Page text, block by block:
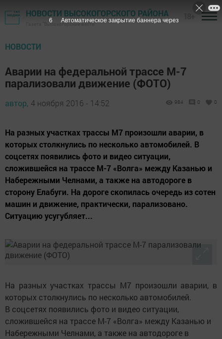
НОВОСТИ ВЫСОКОГОРСКОГО РАЙОНА
Газета "Высокогорские вести"
НОВОСТИ
Аварии на федеральной трассе М-7
парализовали движение (ФОТО)
автор, 4 ноября 2016 - 14:52 984 0 0
На разных участках трассы М7 произошли аварии, в
которых столкнулись по несколько автомобилей. В
соцсетях появились фото и видео ситуации,
сложившейся на трассе М-7 «Волга» между Казанью и
Набережными Челнами, а также на автодороге в
сторону Елабуги. На дороге скопилась очередь из сотен
машин и движение, практически, парализовано.
Ситуацию усугубляет...
На разных участках трассы М7 произошли аварии, в
которых столкнулись по несколько автомобилей.
В соцсетях появились фото и видео ситуации,
сложившейся на трассе М-7 «Волга» между Казанью и
Набережными Челнами, а также на автодороге в
5 Автоматическое закрытие баннера через